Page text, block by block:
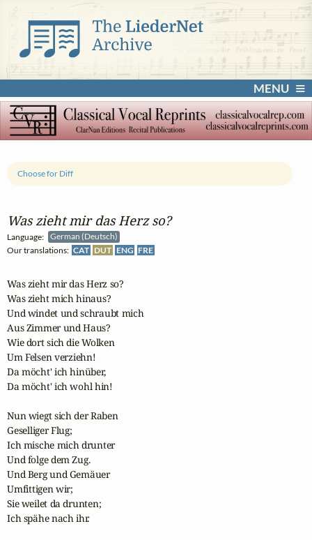
MENU
Was zieht mir das Herz so?
Language:
German (Deutsch)
Our translations: CAT DUT ENG FRE
Choose for Diff
Was zieht mir das Herz so?
Was zieht mich hinaus?
Und windet und schraubt mich
Aus Zimmer und Haus?
Wie dort sich die Wolken
Um Felsen verziehn!
Da möcht' ich hinüber,
Da möcht' ich wohl hin!
Nun wiegt sich der Raben
Geselliger Flug;
Ich mische mich drunter
Und folge dem Zug.
Und Berg und Gemäuer
Umfittigen wir;
Sie weilet da drunten;
Ich spähe nach ihr.